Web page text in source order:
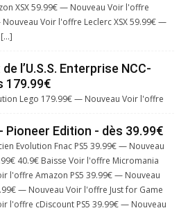
XSX 59.99€ — Nouveau Voir l'offre
Voir l'offre Leclerc XSX 59.99€ —
[…]
l’U.S.S. Enterprise NCC-
179.99€
Lego 179.99€ — Nouveau Voir l'offre
Pioneer Edition - dès 39.99€
Evolution Fnac PS5 39.99€ — Nouveau
40.9€ Baisse Voir l'offre Micromania
l'offre Amazon PS5 39.99€ — Nouveau
— Nouveau Voir l'offre Just for Game
l'offre cDiscount PS5 39.99€ — Nouveau